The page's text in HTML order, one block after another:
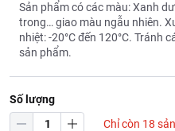
Sản phẩm có các màu: Xanh
trong… giao màu ngẫu nhiên.
nhiệt: -20°C đến 120°C. Tránh
sản phẩm.
Số lượng
Chỉ còn 18